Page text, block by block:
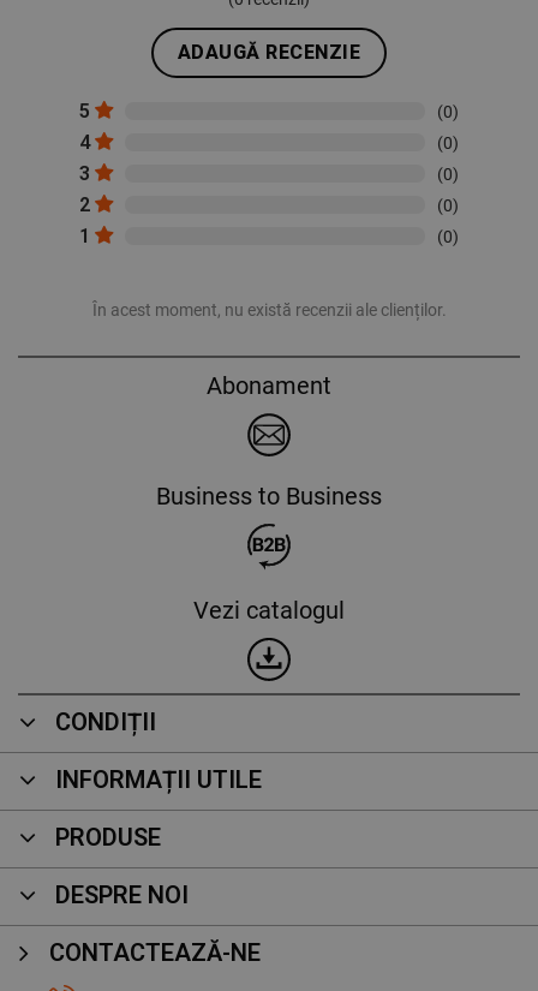
ADAUGĂ RECENZIE
5 (0)
4 (0)
3 (0)
2 (0)
1 (0)
În acest moment, nu există recenzii ale clienților.
Abonament
Business to Business
Vezi catalogul
CONDIȚII
INFORMAȚII UTILE
PRODUSE
DESPRE NOI
CONTACTEAZĂ-NE